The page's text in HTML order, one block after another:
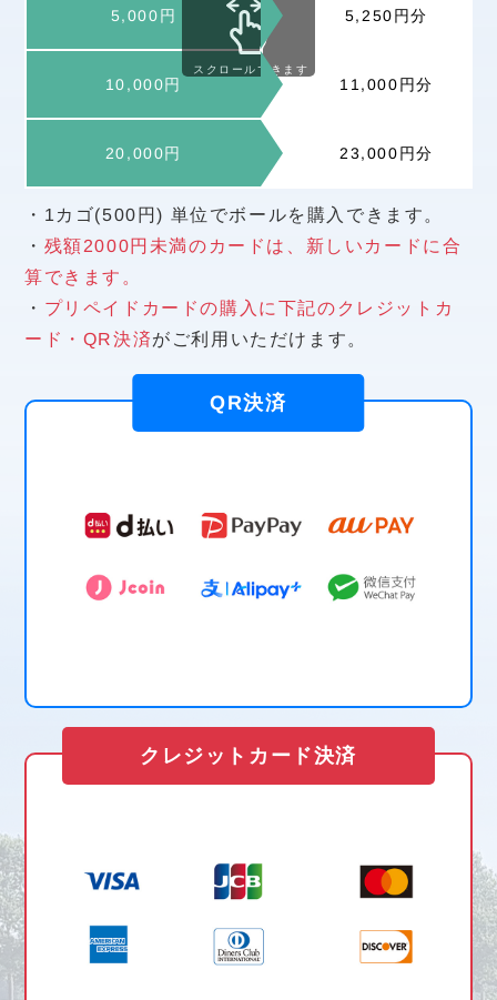
5,000円 5,250円分
10,000円 11,000円分
20,000円 23,000円分
スクロールできます
・1カゴ(500円) 単位でボールを購入できます。
・残額2000円未満のカードは、新しいカードに合
算できます。
・ プリペイドカードの購入に下記のクレジットカ
ード・QR決済がご利用いただけます。
QR決済
クレジットカード決済